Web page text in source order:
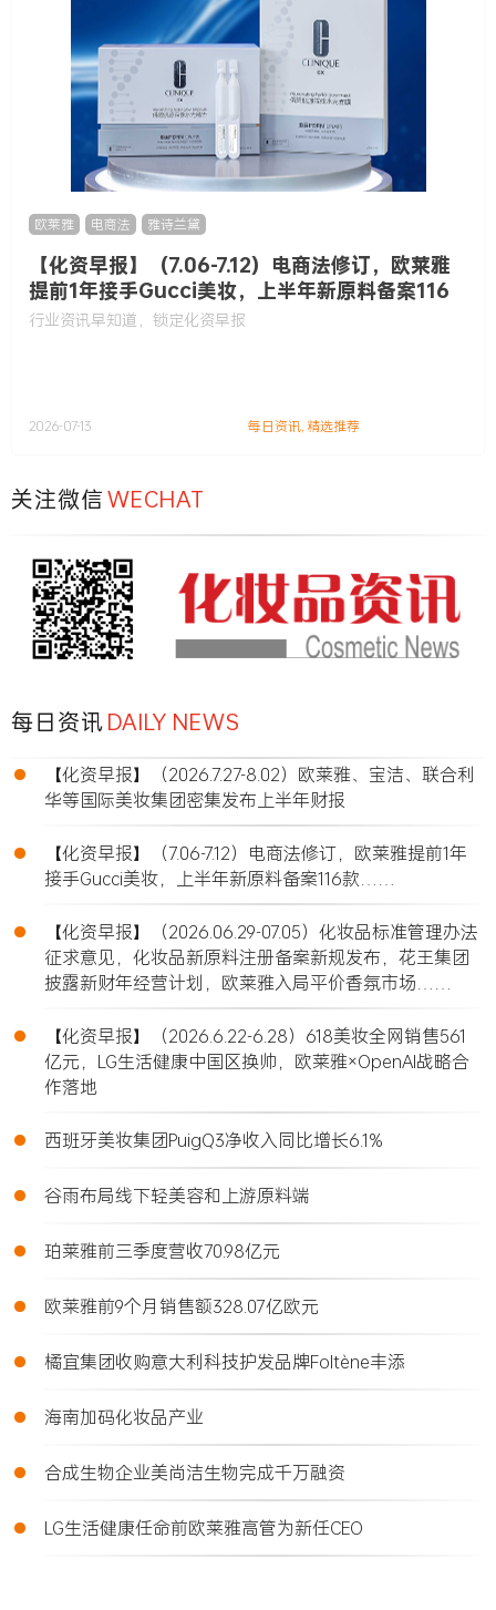
欧莱雅 电商法 雅诗兰黛
【化资早报】（7.06-7.12）电商法修订，欧莱雅
提前1年接手Gucci美妆，上半年新原料备案116
款……
行业资讯早知道，锁定化资早报
2026-07-13 每日资讯,精选推荐
关注微信WECHAT
每日资讯DAILY NEWS
•
【化资早报】（2026.7.27-8.02）欧莱雅、宝洁、联合利
华等国际美妆集团密集发布上半年财报
•
【化资早报】（7.06-7.12）电商法修订，欧莱雅提前1年
接手Gucci美妆，上半年新原料备案116款……
•
【化资早报】（2026.06.29-07.05）化妆品标准管理办法
征求意见，化妆品新原料注册备案新规发布，花王集团
披露新财年经营计划，欧莱雅入局平价香氛市场……
•
【化资早报】（2026.6.22-6.28）618美妆全网销售561
亿元，LG生活健康中国区换帅，欧莱雅×OpenAI战略合
作落地
• 西班牙美妆集团PuigQ3净收入同比增长6.1%
• 谷雨布局线下轻美容和上游原料端
• 珀莱雅前三季度营收70.98亿元
• 欧莱雅前9个月销售额328.07亿欧元
• 橘宜集团收购意大利科技护发品牌Foltène丰添
• 海南加码化妆品产业
• 合成生物企业美尚洁生物完成千万融资
• LG生活健康任命前欧莱雅高管为新任CEO